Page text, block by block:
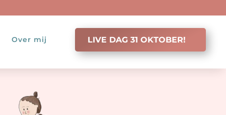
Over mij LIVE DAG 31 OKTOBER!